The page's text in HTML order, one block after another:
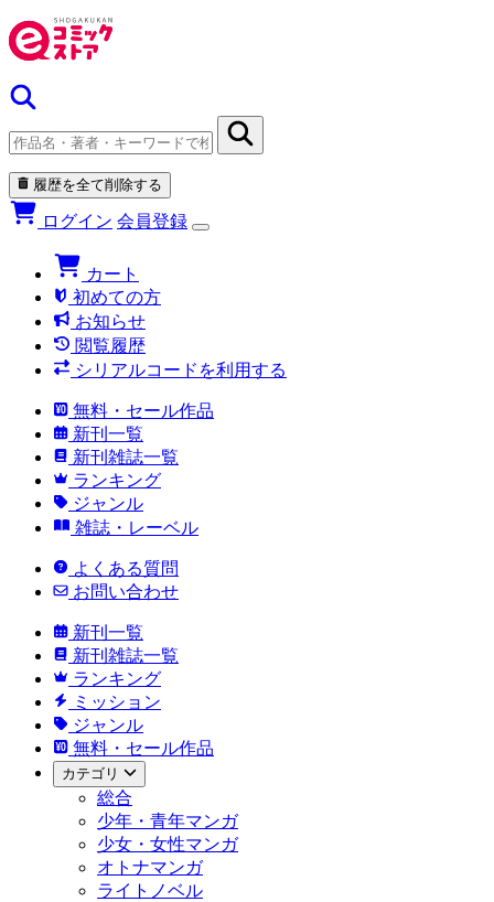
履歴を全て削除する
ログイン 会員登録
カート
初めての方
お知らせ
閲覧履歴
シリアルコードを利用する
無料・セール作品
新刊一覧
新刊雑誌一覧
ランキング
ジャンル
雑誌・レーベル
よくある質問
お問い合わせ
新刊一覧
新刊雑誌一覧
ランキング
ミッション
ジャンル
無料・セール作品
カテゴリ
総合
少年・青年マンガ
少女・女性マンガ
オトナマンガ
ライトノベル